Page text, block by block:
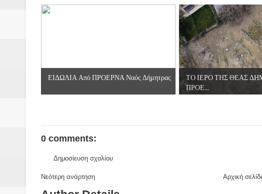
ΤΟ ΙΕΡΟ ΤΗΣ ΘΕΑΣ ΔΗΜΗΤΡΑΣ ΣΤΗΝ
H MAXH ΣTO ΝΤΟΜΠΡΟΥΖΗ
Νεομοναστηριώτικα ...Λαϊκή Μαντεία και
Βίντεο του Εφηβικού τμήματος του
ΕΙΔΩΛΙΑ Από ΠΡΟΕΡΝΑ Ναός Δήμητρας
ΤΟ ΙΕΡΟ ΤΗΣ ΘΕΑΣ
ΠΡΟΕ...
0 comments:
Δημοσίευση σχολίου
Νεότερη ανάρτηση Αρχική